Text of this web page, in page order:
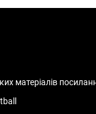
матеріалів